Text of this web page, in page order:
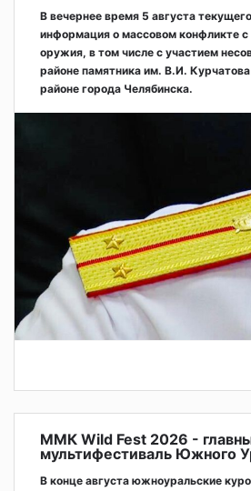
В вечернее время 5 августа
информация о массовом конфликте
оружия, в том числе с участием
районе памятника им. В.И.
районе города Челябинска.
ММК Wild Fest 2026 -
мультифестиваль Южного
В конце августа южноуральские